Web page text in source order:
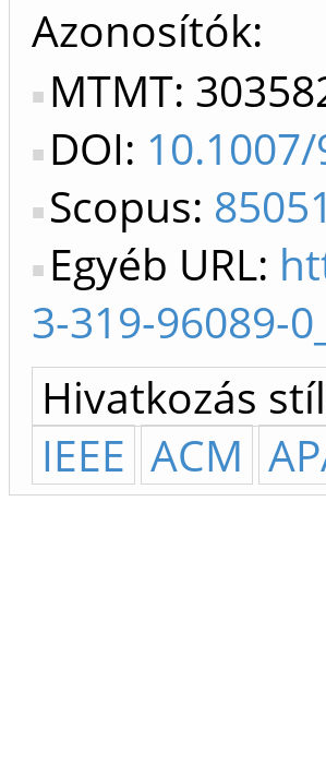
Azonosítók
MTMT:
DOI:
Scopus:
Egyéb URL:
3-319-96089-
Hivatkozás
IEEE ACM